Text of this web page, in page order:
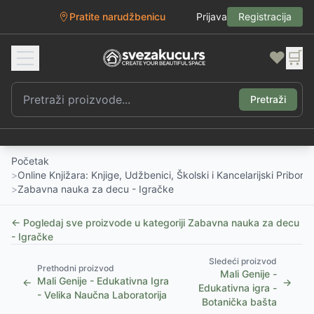
Pratite narudžbenicu Prijava Registracija
❤️ 🛒
Pretraži
Početak
>Online Knjižara: Knjige, Udžbenici, Školski i Kancelarijski Pribor
>Zabavna nauka za decu - Igračke
← Pogledaj sve proizvode u kategoriji Zabavna nauka za decu
- Igračke
←
Prethodni proizvod
Mali Genije - Edukativna Igra
- Velika Naučna Laboratorija
Sledeći proizvod
Mali Genije -
Edukativna igra -
Botanička bašta
→